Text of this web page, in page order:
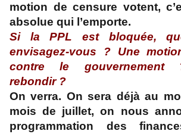
motion de censure votent,
absolue qui l’emporte.
Si la PPL est bloquée,
envisagez-vous ? Une
contre le gouvernement
rebondir ?
On verra. On sera déjà au
mois de juillet, on nous
programmation des